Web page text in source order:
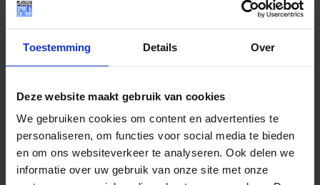
Toestemming Details Over
Deze website maakt gebruik van cookies
We gebruiken cookies om content en advertenties te
personaliseren, om functies voor social media te bieden
en om ons websiteverkeer te analyseren. Ook delen we
informatie over uw gebruik van onze site met onze
DRIE BERGEN